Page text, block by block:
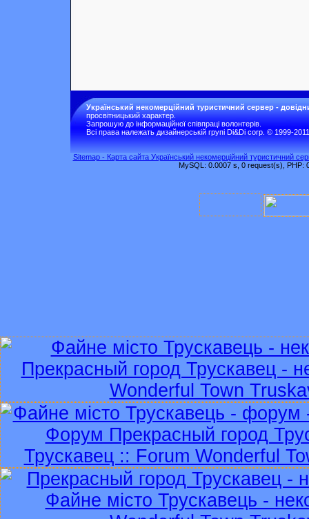
Український некомерційний туристичний сервер -
просвітницький характер.
Запрошую до інформаційної співпраці волонтерів.
Всі права належать дизайнерській групі Di&Di corp. © 1999-2011
Sitemap - Карта сайта Український некомерційний туристичний
MySQL: 0.0007 s, 0 request(s), PHP: